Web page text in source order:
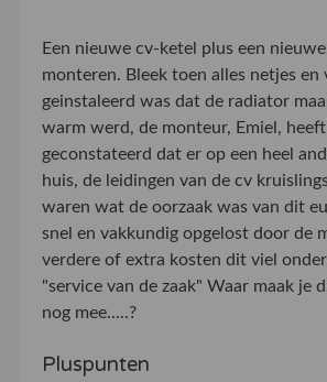
Een nieuwe cv-ketel plus een
monteren. Bleek toen alles netjes en
geinstaleerd was dat de radiator
warm werd, de monteur, Emiel,
geconstateerd dat er op een heel
huis, de leidingen van de cv
waren wat de oorzaak was van dit
snel en vakkundig opgelost door de
verdere of extra kosten dit viel
"service van de zaak" Waar maak je
nog mee.....?
Pluspunten